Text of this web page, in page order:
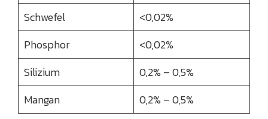
Schwefel
<0,02%
Phosphor
<0,02%
Silizium
0,2% – 0,5%
Mangan
0,2% – 0,5%